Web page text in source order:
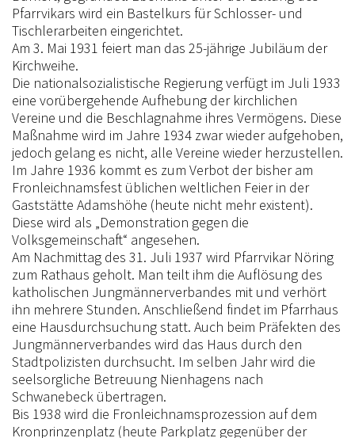
Pfarrvikars wird ein Bastelkurs für Schlosser- und
Tischlerarbeiten eingerichtet.
Am 3. Mai 1931 feiert man das 25-jährige Jubiläum der
Kirchweihe.
Die nationalsozialistische Regierung verfügt im Juli 1933
eine vorübergehende Aufhebung der kirchlichen
Vereine und die Beschlagnahme ihres Vermögens. Diese
Maßnahme wird im Jahre 1934 zwar wieder aufgehoben,
jedoch gelang es nicht, alle Vereine wieder herzustellen.
Im Jahre 1936 kommt es zum Verbot der bisher am
Fronleichnamsfest üblichen weltlichen Feier in der
Gaststätte Adamshöhe (heute nicht mehr existent).
Diese wird als „Demonstration gegen die
Volksgemeinschaft“ angesehen.
Am Nachmittag des 31. Juli 1937 wird Pfarrvikar Nöring
zum Rathaus geholt. Man teilt ihm die Auflösung des
katholischen Jungmännerverbandes mit und verhört
ihn mehrere Stunden. Anschließend findet im Pfarrhaus
eine Hausdurchsuchung statt. Auch beim Präfekten des
Jungmännerverbandes wird das Haus durch den
Stadtpolizisten durchsucht. Im selben Jahr wird die
seelsorgliche Betreuung Nienhagens nach
Schwanebeck übertragen.
Bis 1938 wird die Fronleichnamsprozession auf dem
Kronprinzenplatz (heute Parkplatz gegenüber der